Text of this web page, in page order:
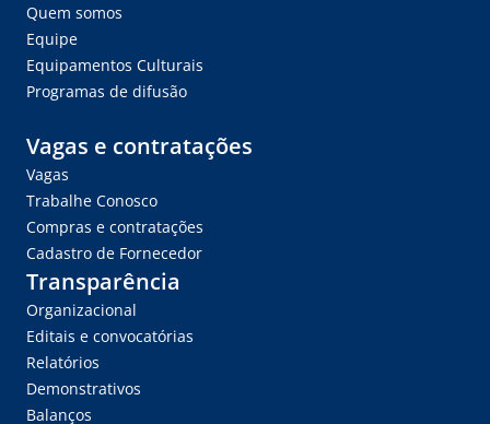
Quem somos
Equipe
Equipamentos Culturais
Programas de difusão
Vagas e contratações
Vagas
Trabalhe Conosco
Compras e contratações
Cadastro de Fornecedor
Transparência
Organizacional
Editais e convocatórias
Relatórios
Demonstrativos
Balanços